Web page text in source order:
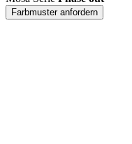
Farbmuster anfordern